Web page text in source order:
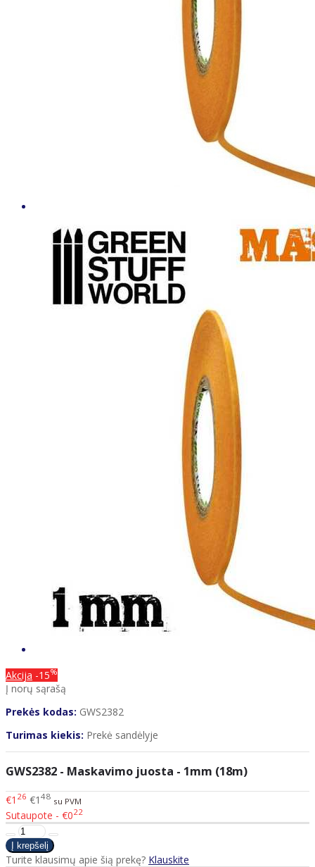
Akcija -15%
Į norų sąrašą
Prekės kodas: GWS2382
Turimas kiekis: Prekė sandėlyje
GWS2382 - Maskavimo juosta - 1mm (18m)
€1 26 €1 48 su PVM
Sutaupote - €022
Turite klausimų apie šią prekę? Klauskite